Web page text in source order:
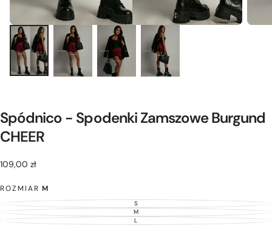
Spódnico - Spodenki Zamszowe Burgund
CHEER
109,00
Cena
109,00 zł
ROZMIAR M
SWARIANT
WYPRZEDANY
LUB
NIEDOSTĘPNY
MWARIANT
WYPRZEDANY
LUB
LWARIANT